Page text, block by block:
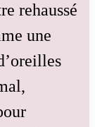
rehaussé
une